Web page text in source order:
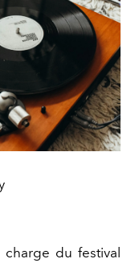
du festival